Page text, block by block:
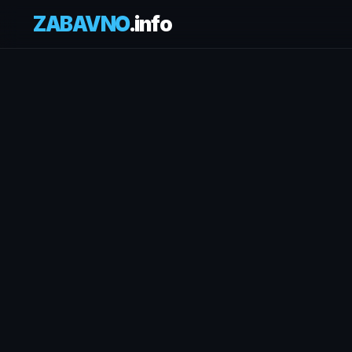
ZABAVNO.info